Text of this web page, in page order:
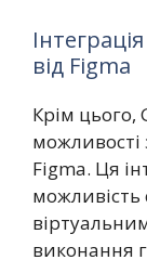
від Figma
Крім цього,
можливості
Figma. Ця
можливість
виконання